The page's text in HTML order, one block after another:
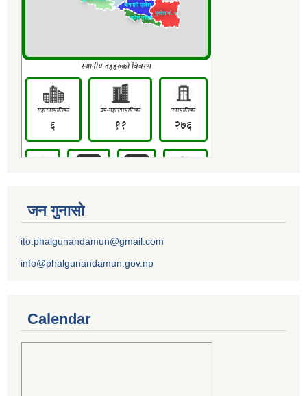
जन गुनासो
ito.phalgunandamun@gmail.com
info@phalgunandamun.gov.np
Calendar